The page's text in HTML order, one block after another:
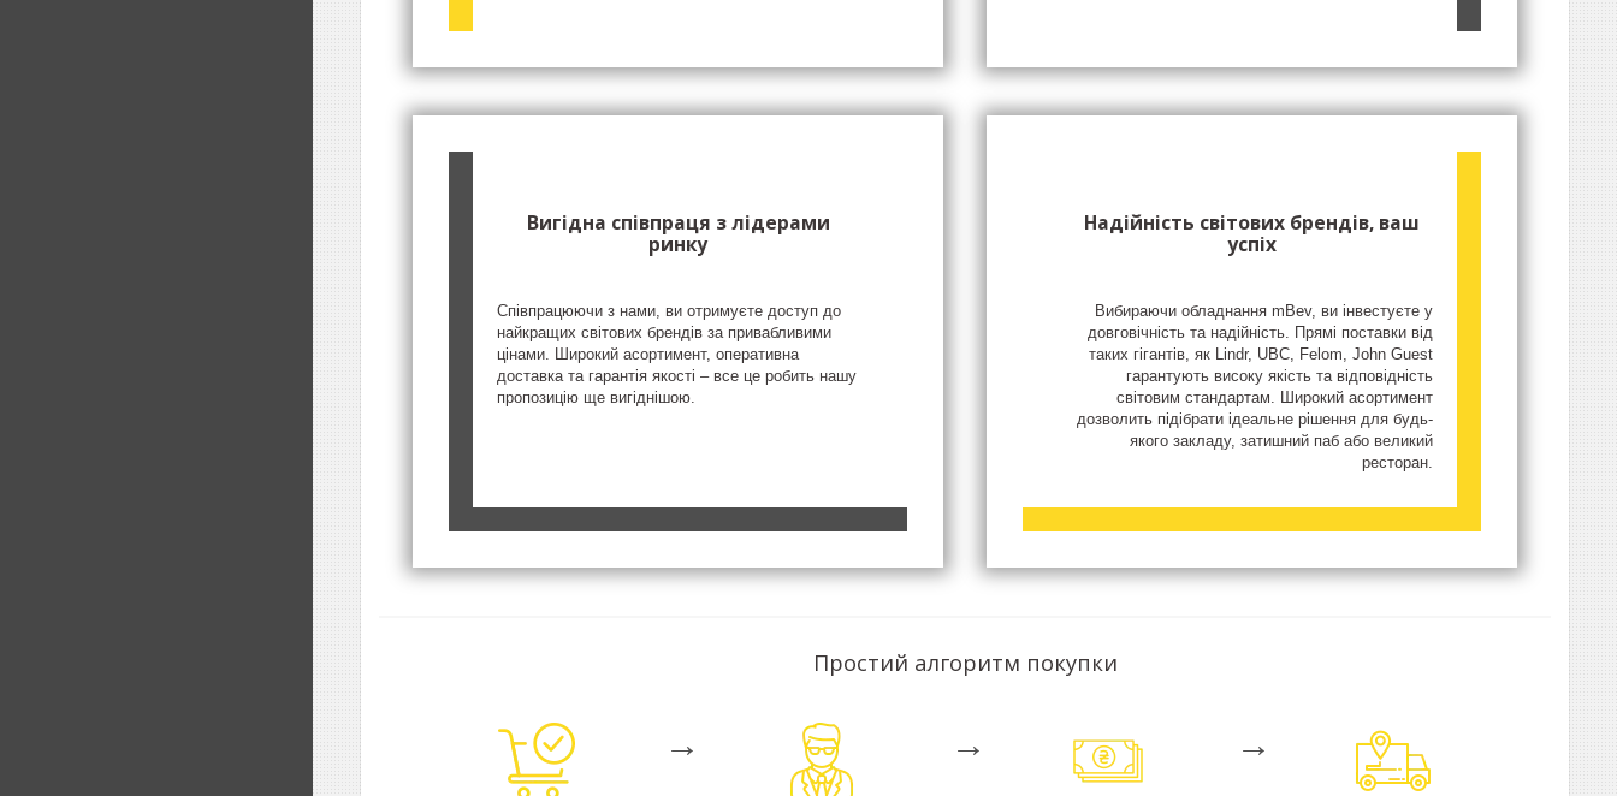
Вигідна співпраця з лідерами
ринку
Співпрацюючи з нами, ви отримуєте доступ до
найкращих світових брендів за привабливими
цінами. Широкий асортимент, оперативна
доставка та гарантія якості – все це робить нашу
пропозицію ще вигіднішою.
Надійність світових брендів, ваш
успіх
Вибираючи обладнання mBev, ви інвестуєте у
довговічність та надійність. Прямі поставки від
таких гігантів, як Lindr, UBC, Felom, John Guest
гарантують високу якість та відповідність
світовим стандартам. Широкий асортимент
дозволить підібрати ідеальне рішення для будь-
якого закладу, затишний паб або великий
ресторан.
Простий алгоритм покупки
→ → →